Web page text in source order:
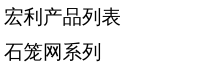
宏利产品列表
石笼网系列